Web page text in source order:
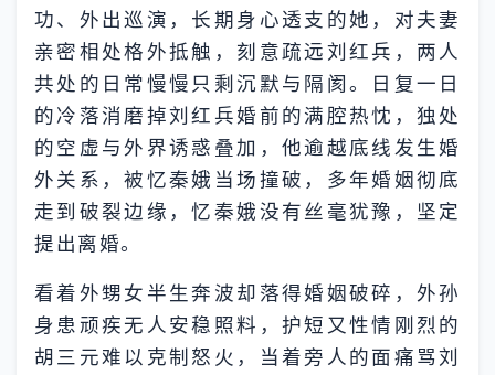
功、外出巡演，长期身心透支的她，对夫妻
亲密相处格外抵触，刻意疏远刘红兵，两人
共处的日常慢慢只剩沉默与隔阂。日复一日
的冷落消磨掉刘红兵婚前的满腔热忱，独处
的空虚与外界诱惑叠加，他逾越底线发生婚
外关系，被忆秦娥当场撞破，多年婚姻彻底
走到破裂边缘，忆秦娥没有丝毫犹豫，坚定
提出离婚。
看着外甥女半生奔波却落得婚姻破碎，外孙
身患顽疾无人安稳照料，护短又性情刚烈的
胡三元难以克制怒火，当着旁人的面痛骂刘